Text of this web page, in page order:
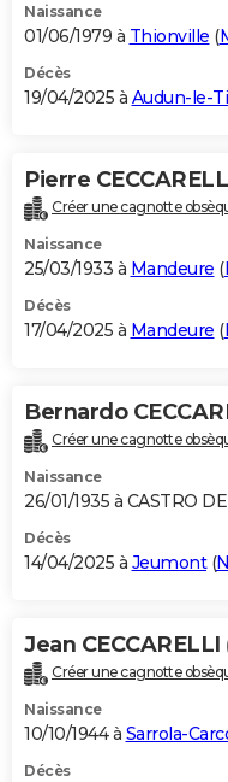
Naissance
01/06/1979 à Thionville (
Décès
19/04/2025 à Audun-le-
Pierre
Créer une cagnotte
Naissance
25/03/1933 à Mandeure (
Décès
17/04/2025 à Mandeure (
Bernardo
Créer une cagnotte
Naissance
26/01/1935 à CASTRO
Décès
14/04/2025 à Jeumont(
Jean CECCARELLI
Créer une cagnotte
Naissance
10/10/1944 à Sarrola-
Décès